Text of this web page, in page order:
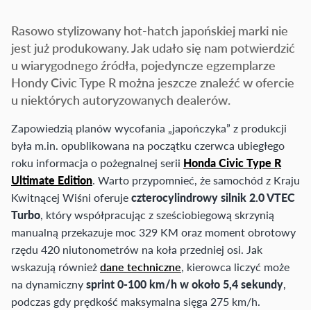
Rasowo stylizowany hot-hatch japońskiej marki nie
jest już produkowany. Jak udało się nam potwierdzić
u wiarygodnego źródła, pojedyncze egzemplarze
Hondy Civic Type R można jeszcze znaleźć w ofercie
u niektórych autoryzowanych dealerów.
Zapowiedzią planów wycofania „japończyka” z produkcji
była m.in. opublikowana na początku czerwca ubiegłego
roku informacja o pożegnalnej serii Honda Civic Type R
Ultimate Edition. Warto przypomnieć, że samochód z Kraju
Kwitnącej Wiśni oferujeczterocylindrowy silnik 2.0 VTEC
Turbo, który współpracując z sześciobiegową skrzynią
manualną przekazuje moc 329 KM oraz moment obrotowy
rzędu 420 niutonometrów na koła przedniej osi. Jak
wskazują równieżdane techniczne, kierowca liczyć może
na dynamicznysprint 0-100 km/h w około 5,4 sekundy,
podczas gdy prędkość maksymalna sięga 275 km/h.